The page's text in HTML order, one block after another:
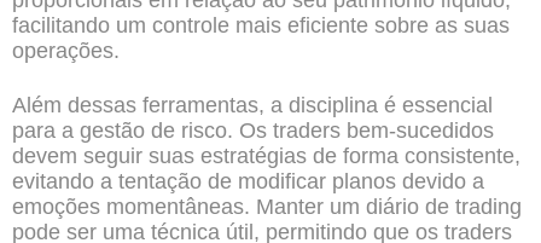
facilitando um controle mais eficiente sobre as suas
operações.
Além dessas ferramentas, a disciplina é essencial
para a gestão de risco. Os traders bem-sucedidos
devem seguir suas estratégias de forma consistente,
evitando a tentação de modificar planos devido a
emoções momentâneas. Manter um diário de trading
pode ser uma técnica útil, permitindo que os traders